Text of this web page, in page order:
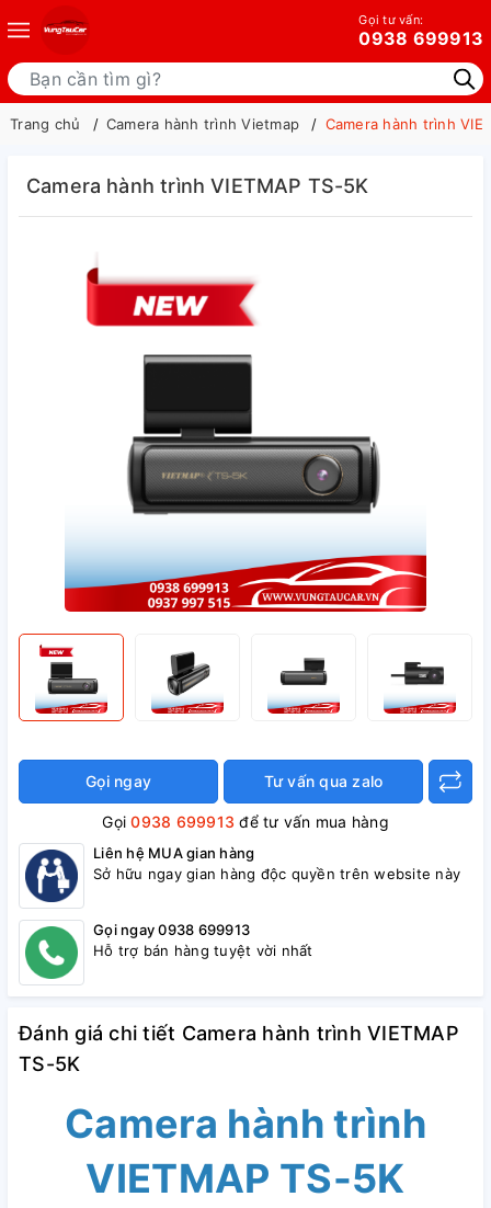
Gọi tư vấn:
0938 699913
Trang chủ Camera hành trình Vietmap Camera hành trình
Camera hành trình VIETMAP TS-5K
Gọi ngay Tư vấn qua zalo
Gọi0938 699913 để tư vấn mua hàng
Liên hệ MUA gian hàng
Sở hữu ngay gian hàng độc quyền trên website này
Gọi ngay 0938 699913
Hỗ trợ bán hàng tuyệt vời nhất
Đánh giá chi tiết Camera hành trình VIETMAP
TS-5K
Camera hành trình
VIETMAP TS-5K